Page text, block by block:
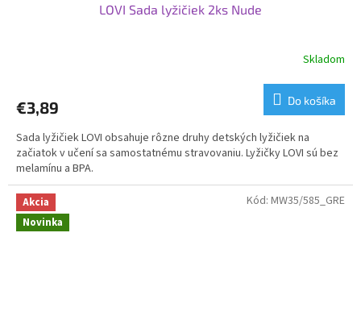
LOVI Sada lyžičiek 2ks Nude
Skladom
€3,89 Do košíka
Sada lyžičiek LOVI obsahuje rôzne druhy detských lyžičiek na
začiatok v učení sa samostatnému stravovaniu. Lyžičky LOVI sú bez
melamínu a BPA.
Akcia
Novinka
Kód: MW35/585_GRE